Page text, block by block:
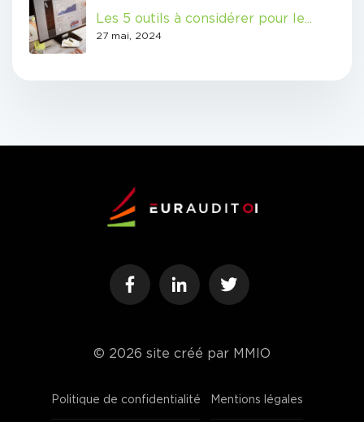
Les 5 outils à considérer pour le...
27 mai, 2024
© 2026 site créé par MMIO
Politique de confidentialité Mentions légales